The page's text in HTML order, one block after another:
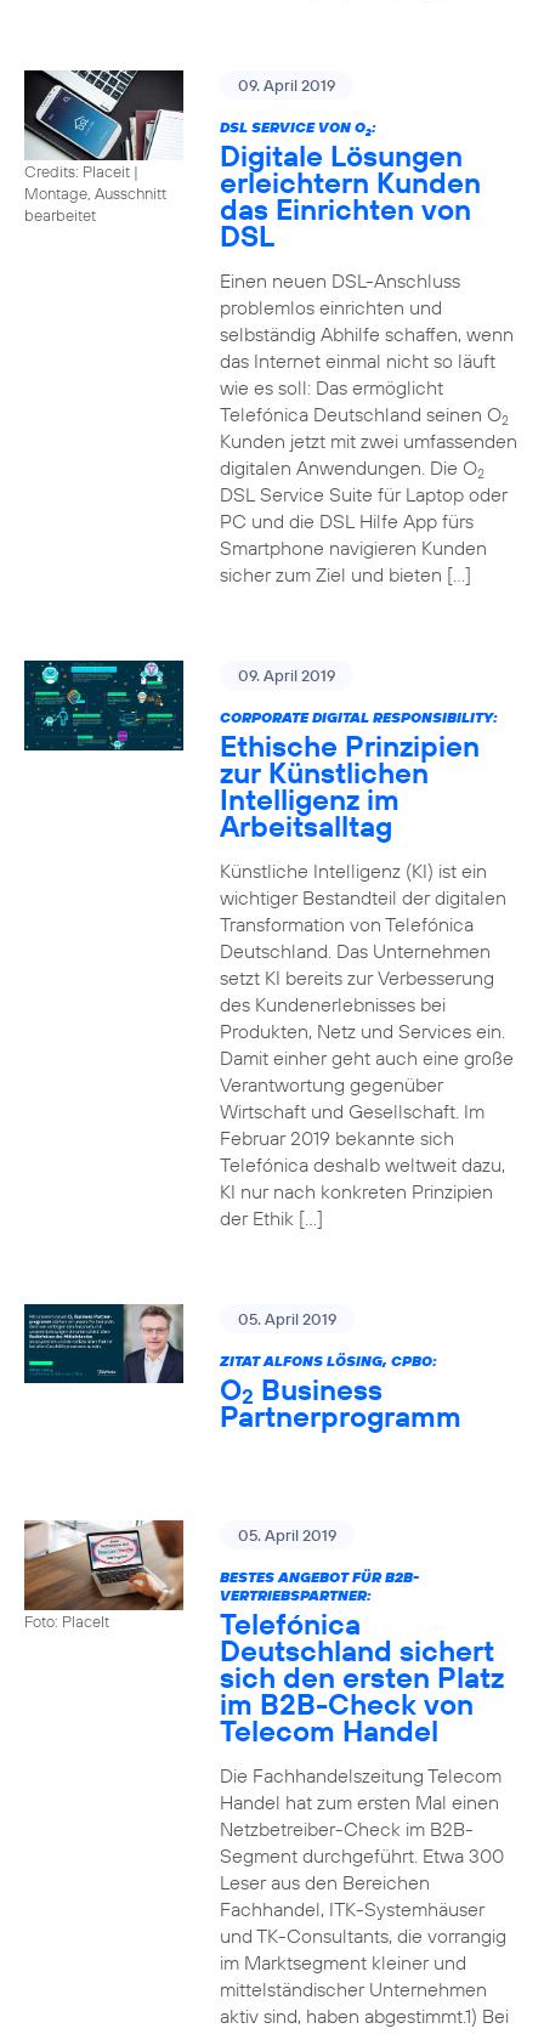
Credits: Placeit |
Montage, Ausschnitt
bearbeitet
09. April 2019
DSL SERVICE VON O2:
Digitale Lösungen
erleichtern Kunden
das Einrichten von
DSL
Einen neuen DSL-Anschluss
problemlos einrichten und
selbständig Abhilfe schaffen, wenn
das Internet einmal nicht so läuft
wie es soll: Das ermöglicht
Telefónica Deutschland seinen O2
Kunden jetzt mit zwei umfassenden
digitalen Anwendungen. Die O2
DSL Service Suite für Laptop oder
PC und die DSL Hilfe App fürs
Smartphone navigieren Kunden
sicher zum Ziel und bieten […]
09. April 2019
CORPORATE DIGITAL RESPONSIBILITY:
Ethische Prinzipien
zur Künstlichen
Intelligenz im
Arbeitsalltag
Künstliche Intelligenz (KI) ist ein
wichtiger Bestandteil der digitalen
Transformation von Telefónica
Deutschland. Das Unternehmen
setzt KI bereits zur Verbesserung
des Kundenerlebnisses bei
Produkten, Netz und Services ein.
Damit einher geht auch eine große
Verantwortung gegenüber
Wirtschaft und Gesellschaft. Im
Februar 2019 bekannte sich
Telefónica deshalb weltweit dazu,
KI nur nach konkreten Prinzipien
der Ethik […]
05. April 2019
ZITAT ALFONS LÖSING, CPBO:
O2 Business
Partnerprogramm
Foto: PlaceIt
05. April 2019
BESTES ANGEBOT FÜR B2B-
VERTRIEBSPARTNER:
Telefónica
Deutschland sichert
sich den ersten Platz
im B2B-Check von
Telecom Handel
Die Fachhandelszeitung Telecom
Handel hat zum ersten Mal einen
Netzbetreiber-Check im B2B-
Segment durchgeführt. Etwa 300
Leser aus den Bereichen
Fachhandel, ITK-Systemhäuser
und TK-Consultants, die vorrangig
im Marktsegment kleiner und
mittelständischer Unternehmen
aktiv sind, haben abgestimmt.1) Bei